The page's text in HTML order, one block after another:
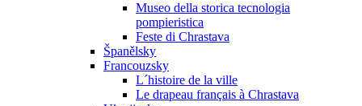
Museo della storica tecnologia
pompieristica
Feste di Chrastava
Španělsky
Francouzsky
L´histoire de la ville
Le drapeau français à Chrastava